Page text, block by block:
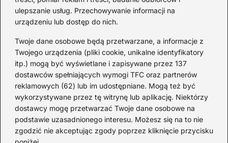
ulepszanie usług. Przechowywanie informacji na
urządzeniu lub dostęp do nich.
Twoje dane osobowe będą przetwarzane, a informacje z
Twojego urządzenia (pliki cookie, unikalne identyfikatory
itp.) mogą być wyświetlane i zapisywane przez 137
dostawców spełniających wymogi TFC oraz partnerów
reklamowych (62) lub im udostępniane. Mogą też być
wykorzystywane przez tę witrynę lub aplikację. Niektórzy
dostawcy mogę przetwarzać Twoje dane osobowe na
podstawie uzasadnionego interesu. Możesz się na to nie
zgodzić nie akceptując zgody poprzez kliknięcie przycisku
Jak grać „Czerwone korale” na gitarze?
Przewodnik po akordach z pełnym
opisem
1 MIESIĄC TEMU
Kategorie